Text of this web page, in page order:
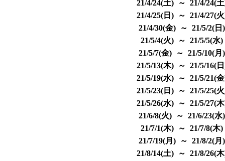
21/4/24(土) ～ 21/4/24(
21/4/25(日) ～ 21/4/27(
21/4/30(金) ～ 21/5/2(
21/5/4(火) ～ 21/5/5(
21/5/7(金) ～ 21/5/10(
21/5/13(木) ～ 21/5/16(
21/5/19(水) ～ 21/5/21(
21/5/23(日) ～ 21/5/25(
21/5/26(水) ～ 21/5/27(
21/6/8(火) ～ 21/6/23(
21/7/1(木) ～ 21/7/8(
21/7/19(月) ～ 21/8/2(
21/8/14(土) ～ 21/8/26(